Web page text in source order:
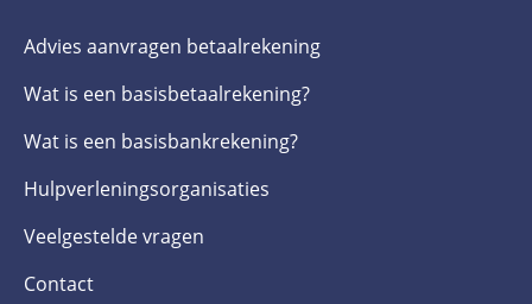
Advies aanvragen betaalrekening
Wat is een basis­betaalrekening?
Wat is een basis­bankrekening?
Hulpverlenings­organisaties
Veelgestelde­ vragen
Contact